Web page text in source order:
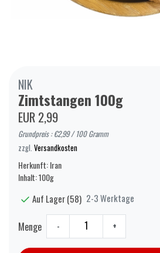
NIK
Zimtstangen 100g
EUR 2,99
Grundpreis : €2,99 / 100 Gramm
zzgl. Versandkosten
Herkunft: Iran
Inhalt: 100g
Auf Lager (58) 2-3 Werktage
Menge - +